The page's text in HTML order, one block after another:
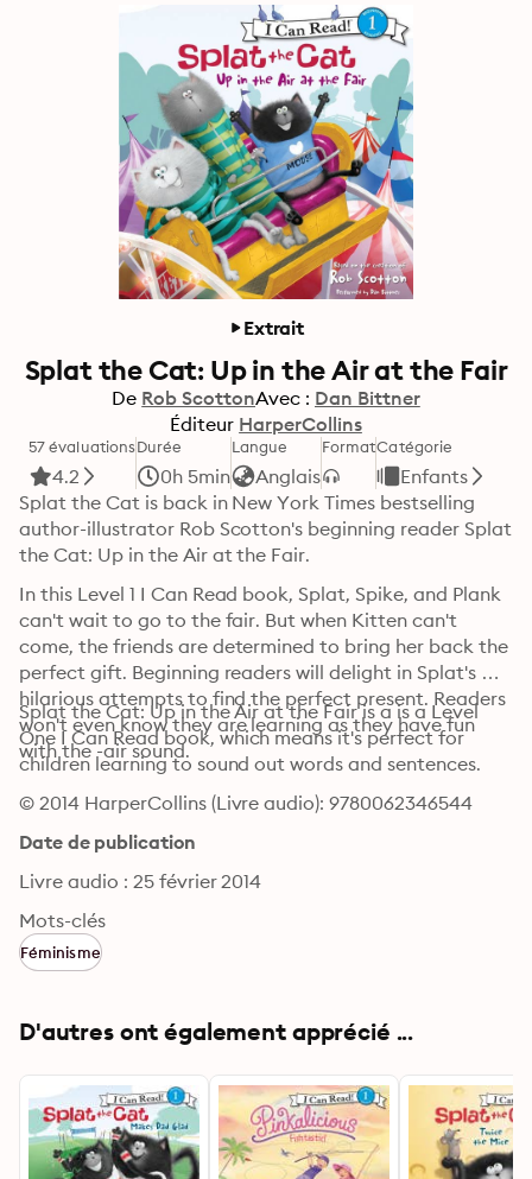
Extrait
Splat the Cat: Up in the Air at the Fair
De Rob ScottonAvec : Dan Bittner
Éditeur HarperCollins
57 évaluations
4.2
Durée
0h 5min
Langue
Anglais
FormatCatégorie
Enfants
Splat the Cat is back in New York Times bestselling
author-illustrator Rob Scotton's beginning reader Splat
In this Level 1 I Can Read book, Splat, Spike, and Plank
can't wait to go to the fair. But when Kitten can't
come, the friends are determined to bring her back the
perfect gift. Beginning readers will delight in Splat's
hilarious attempts to find the perfect present. Readers
won't even know they are learning as they have fun
with the -air sound.
Splat the Cat: Up in the Air at the Fair is a is a Level
One I Can Read book, which means it's perfect for
children learning to sound out words and sentences.
© 2014 HarperCollins (Livre audio): 9780062346544
Date de publication
Livre audio : 25 février 2014
Mots-clés
Féminisme
D'autres ont également apprécié ...